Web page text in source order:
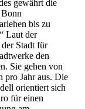
gewährt die
Bonn
bis zu
Laut der
der Stadt für
den
Sie gehen von
pro Jahr aus. Die
orientiert sich
für einen